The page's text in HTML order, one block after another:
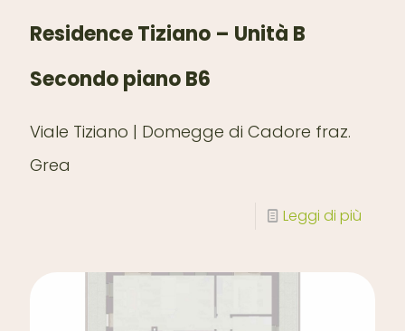
Residence Tiziano – Unità B
Secondo piano B6
Viale Tiziano | Domegge di Cadore fraz.
Grea
Leggi di più